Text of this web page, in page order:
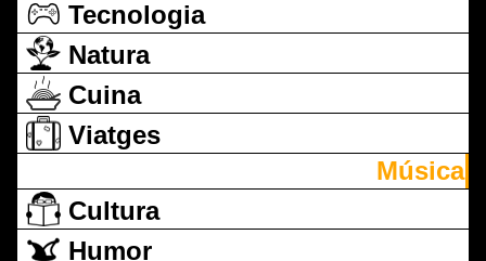
Tecnologia
Natura
Cuina
Viatges
Música
Cultura
Humor